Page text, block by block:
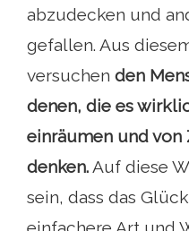
abzudecken und
gefallen. Aus
versuchen den
denen, die es
einräumen und
denken.Auf diese
sein, dass das